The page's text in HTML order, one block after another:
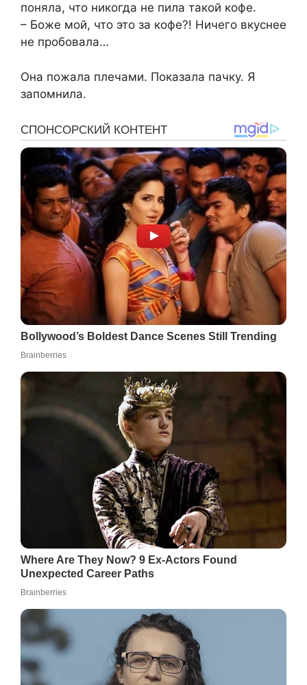
поняла, что никогда не пила такой кофе.
– Боже мой, что это за кофе?! Ничего вкуснее
не пробовала…
Она пожала плечами. Показала пачку. Я
запомнила.